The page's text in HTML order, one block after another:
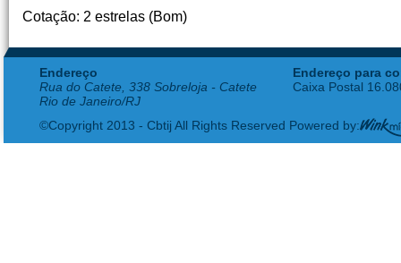
Cotação: 2 estrelas (Bom)
Endereço
Rua do Catete, 338 Sobreloja - Catete
Rio de Janeiro/RJ
Endereço para
Caixa Postal
©Copyright 2013 - Cbtij All Rights Reserved Powered by: